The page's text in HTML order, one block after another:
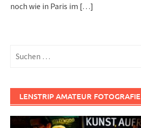
noch wie in Paris im […]
nach:
LENSTRIP AMATEUR FOTOGRAFIE